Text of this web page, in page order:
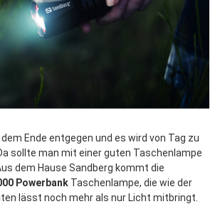
Ende entgegen und es wird von Tag zu
sollte man mit einer guten Taschenlampe
dem Hause Sandberg kommt die
Powerbank Taschenlampe, die wie der
lässt noch mehr als nur Licht mitbringt.